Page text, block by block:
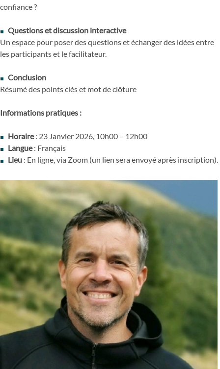
confiance ?
Questions et discussion interactive
Un espace pour poser des questions et échanger des idées entre
les participants et le facilitateur.
Conclusion
Résumé des points clés et mot de clôture
Informations pratiques :
Horaire: 23 Janvier 2026, 10h00 – 12h00
Langue: Français
Lieu : En ligne, via Zoom (un lien sera envoyé après inscription).